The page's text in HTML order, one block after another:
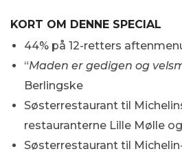
KORT OM DENNE SPECIAL
44% på 12-retters
“Maden er gedigen og
Berlingske
Søsterrestaurant til
restauranterne Lille Mølle
Søsterrestaurant til